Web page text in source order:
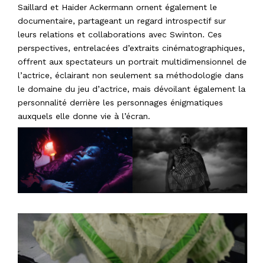
Saillard et Haider Ackermann ornent également le
documentaire, partageant un regard introspectif sur
leurs relations et collaborations avec Swinton. Ces
perspectives, entrelacées d’extraits cinématographiques,
offrent aux spectateurs un portrait multidimensionnel de
l’actrice, éclairant non seulement sa méthodologie dans
le domaine du jeu d’actrice, mais dévoilant également la
personnalité derrière les personnages énigmatiques
auxquels elle donne vie à l’écran.